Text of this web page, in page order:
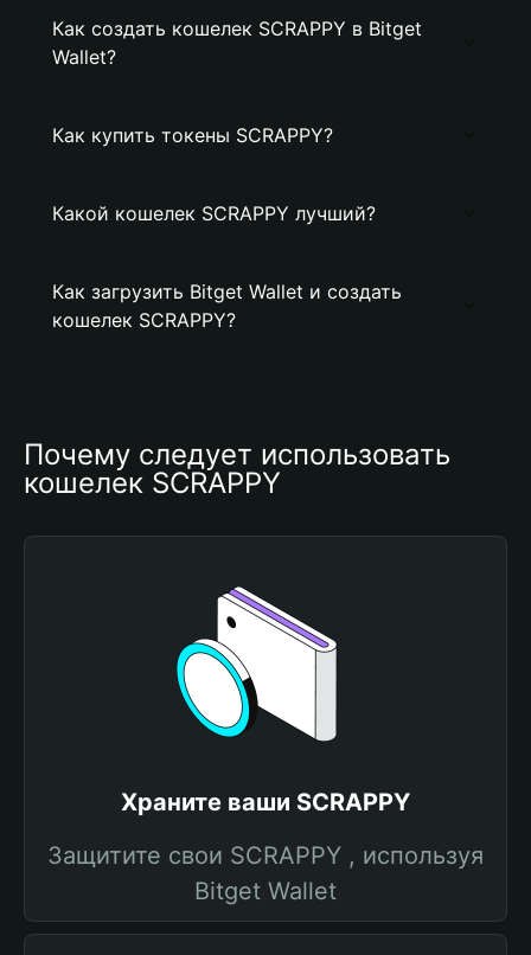
Как создать кошелек SCRAPPY в Bitget
Wallet?
Как купить токены SCRAPPY?
Какой кошелек SCRAPPY лучший?
Как загрузить Bitget Wallet и создать
кошелек SCRAPPY?
Почему следует использовать
кошелек SCRAPPY
Храните ваши SCRAPPY
Защитите свои SCRAPPY , используя
Bitget Wallet